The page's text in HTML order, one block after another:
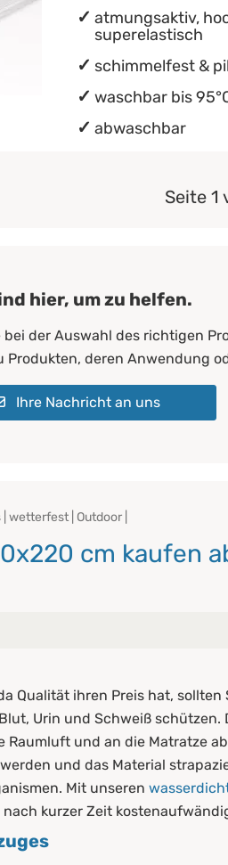
atmungsaktiv,
superelastisch
schimmelfest &
waschbar bis
abwaschbar
Seite 1
hier, um zu helfen.
bei der Auswahl des richtigen
Produkten, deren Anwendung
Ihre Nachricht an uns
| Outdoor |
cm kaufen
Qualität ihren Preis hat,
Urin und Schweiß
und an die Matratze
und das Material
Mit unseren
kurzer Zeit